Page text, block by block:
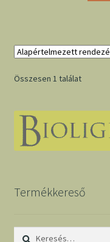
Összesen 1 találat
Termékkereső
Keresés: